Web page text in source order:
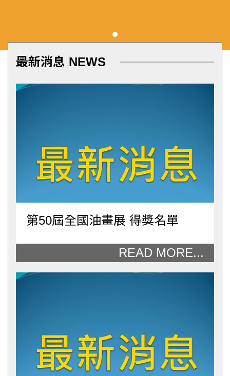
最新消息 NEWS
第50屆全國油畫展 得獎名單
READ MORE...